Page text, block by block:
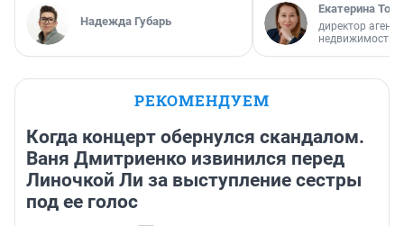
Надежда Губарь
Екатерина
директор
недвижимости
РЕКОМЕНДУЕМ
Когда концерт обернулся скандалом.
Ваня Дмитриенко извинился перед
Линочкой Ли за выступление сестры
под ее голос